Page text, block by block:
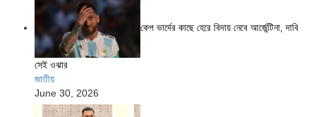
কেপ ভার্দের কাছে হেরে বিদায় নেবে আর্জেন্টিনা, দাবি
সেই ওঝার
জাতীয়
June 30, 2026